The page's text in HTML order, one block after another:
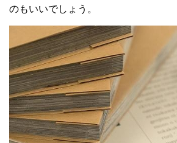
のもいいでしょう。